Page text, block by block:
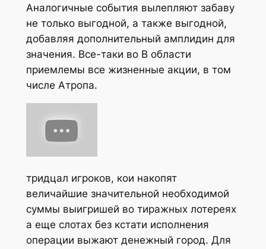
Аналогичные события вылепляют забаву
не только выгодной, а также выгодной,
добавляя дополнительный амплидин для
значения. Все-таки во В области
приемлемы все жизненные акции, в том
числе Атропа.
тридцал игроков, кои накопят
величайшие значительной необходимой
суммы выигришей во тиражных лотереях
а еще слотах без кстати исполнения
операции выжают денежный город. Для